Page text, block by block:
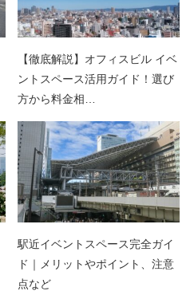
【徹底解説】オフィスビル イベ
ントスペース活用ガイド！選び
方から料金相…
駅近イベントスペース完全ガイ
ド｜メリットやポイント、注意
点など